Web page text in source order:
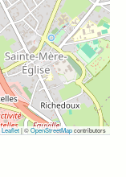
Leaflet|©OpenStreetMapcontributors